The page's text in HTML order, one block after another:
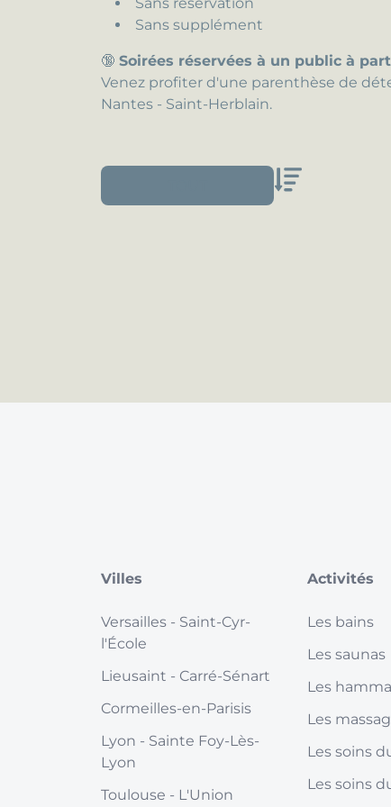
Sans supplément
🔞 Soirées réservées à un public à
Venez profiter d'une parenthèse de
Nantes - Saint-Herblain.
Villes
Versailles - Saint-Cyr-
l'École
Lieusaint - Carré-Sénart
Cormeilles-en-Parisis
Lyon - Sainte Foy-Lès-
Lyon
Toulouse - L'Union
Activités
Les bains
Les saunas
Les
Les
Les soins
Les soins